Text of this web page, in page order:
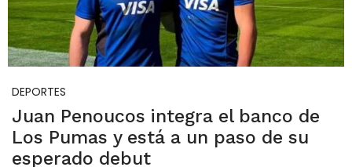
DEPORTES
Juan Penoucos integra el banco de
Los Pumas y está a un paso de su
esperado debut